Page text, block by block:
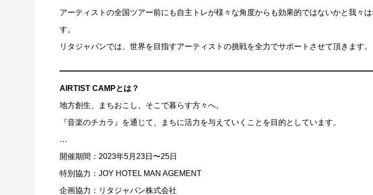
アーティストの全国ツアー前にも自主トレが様々な角度からも効果的ではないかと我々は
す。
リタジャパンでは、世界を目指すアーティストの挑戦を全力でサポートさせて頂きます。
AIRTIST CAMPとは？
地方創生、まちおこし、そこで暮らす方々へ。
『音楽のチカラ』を通じて、まちに活力を与えていくことを目的としています。
…
開催期間：2023年5月23日〜25日
特別協力：JOY HOTEL MAN AGEMENT
企画協力：リタジャパン株式会社